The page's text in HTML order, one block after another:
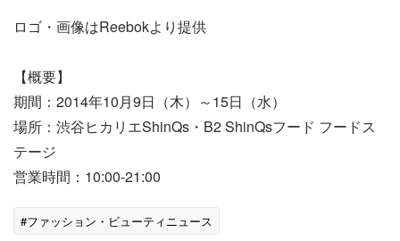
ロゴ・画像はReebokより提供
【概要】
期間：2014年10月9日（木）～15日（水）
場所：渋谷ヒカリエShinQs・B2 ShinQsフード フードス
テージ
営業時間：10:00-21:00
#ファッション・ビューティニュース